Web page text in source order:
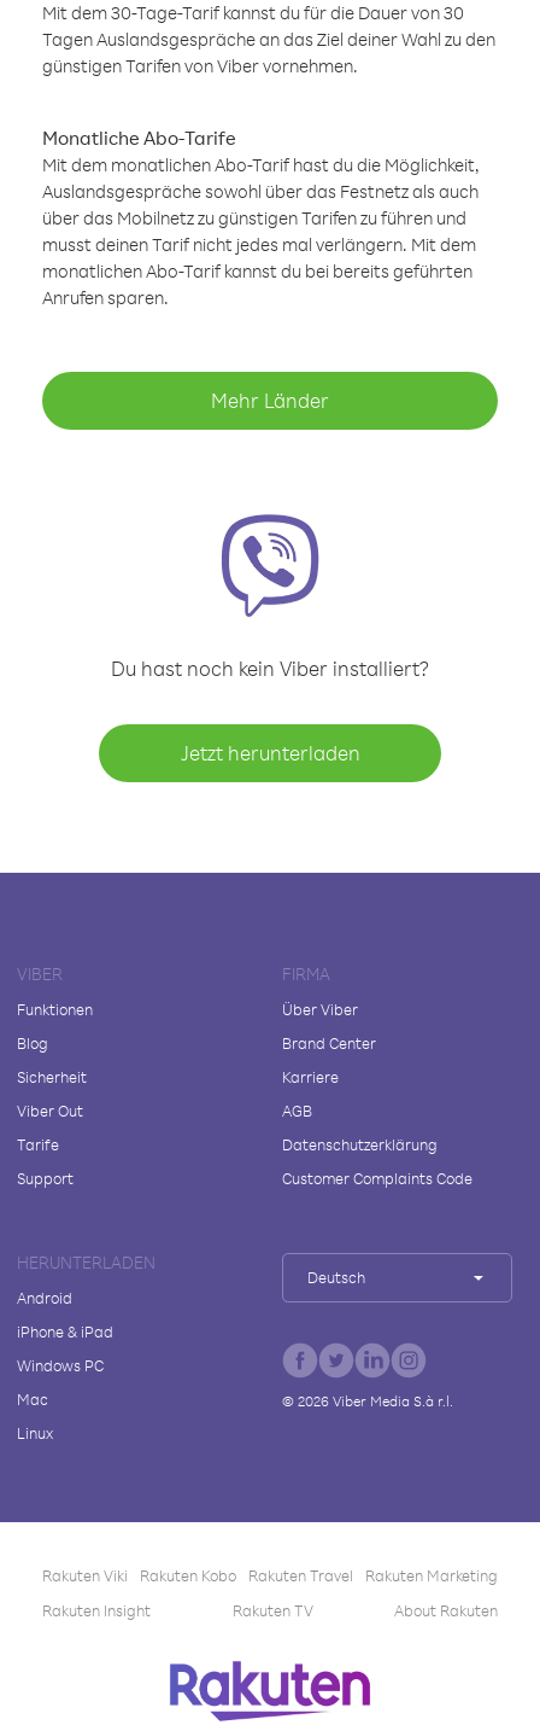
Mit dem 30-Tage-Tarif kannst du für die Dauer von 30
Tagen Auslandsgespräche an das Ziel deiner Wahl zu den
günstigen Tarifen von Viber vornehmen.
Monatliche Abo-Tarife
Mit dem monatlichen Abo-Tarif hast du die Möglichkeit,
Auslandsgespräche sowohl über das Festnetz als auch
über das Mobilnetz zu günstigen Tarifen zu führen und
musst deinen Tarif nicht jedes mal verlängern. Mit dem
monatlichen Abo-Tarif kannst du bei bereits geführten
Anrufen sparen.
Mehr Länder
Du hast noch kein Viber installiert?
Jetzt herunterladen
VIBER
Funktionen
Blog
Sicherheit
Viber Out
Tarife
Support
FIRMA
Über Viber
Brand Center
Karriere
AGB
Datenschutzerklärung
Customer Complaints Code
HERUNTERLADEN
Android
iPhone & iPad
Windows PC
Mac
Linux
Deutsch
© 2026Viber Media S.à r.l.
Rakuten Viki Rakuten Kobo Rakuten Travel
Rakuten Marketing
Rakuten Insight
Rakuten TV About Rakuten